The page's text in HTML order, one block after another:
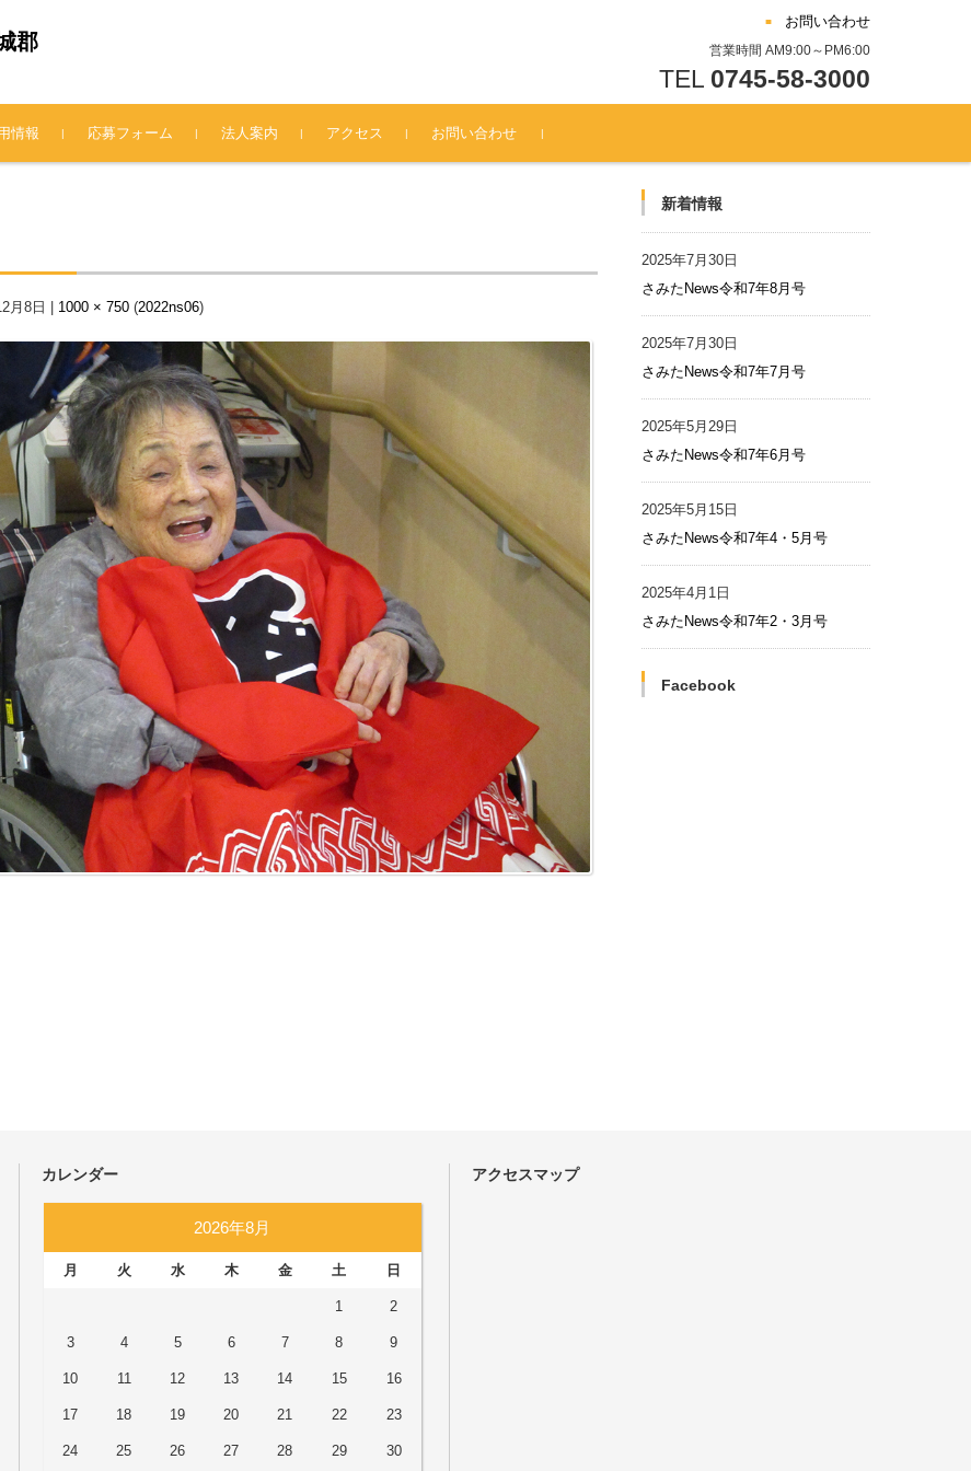
郡
お問い合わせ
営業時間 AM9:00～PM6:00
TEL 0745-58-3000
情報 応募フォーム 法人案内 アクセス お問い合わせ
月8日 1000 × 750 (2022ns06)
新着情報
2025年7月30日
さみたNews令和7年8月号
2025年7月30日
さみたNews令和7年7月号
2025年5月29日
さみたNews令和7年6月号
2025年5月15日
さみたNews令和7年4・5月号
2025年4月1日
さみたNews令和7年2・3月号
Facebook
カレンダー
2026年8月
月 火 水 木 金 土 日
1 2
3 4 5 6 7 8 9
10 11 12 13 14 15 16
17 18 19 20 21 22 23
24 25 26 27 28 29 30
アクセスマップ